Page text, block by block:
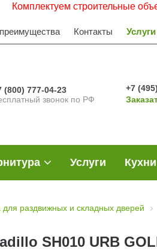
строительные
Контакты Услуги
(800) 777-04-23
звонок по РФ
+7
Услуги Кухни
для раздвижных и складных дверей
SH010 URB